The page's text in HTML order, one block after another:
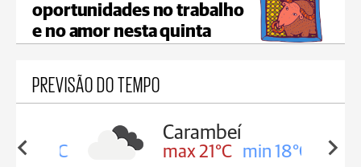
oportunidades no trabalho
e no amor nesta quinta
PREVISÃO DO TEMPO
19°C
Carambeí
max 21°C min 18°C